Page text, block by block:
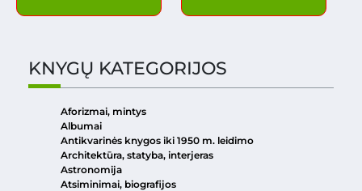
KNYGŲ KATEGORIJOS
Aforizmai, mintys
Albumai
Antikvarinės knygos iki 1950 m. leidimo
Architektūra, statyba, interjeras
Astronomija
Atsiminimai, biografijos